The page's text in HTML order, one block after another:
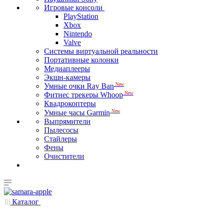
Игровые консоли
PlayStation
Xbox
Nintendo
Valve
Системы виртуальной реальности
Портативные колонки
Медиаплееры
Экшн-камеры
Умные очки Ray Ban New
Фитнес трекеры Whoop New
Квадрокоптеры
Умные часы Garmin New
Выпрямители
Пылесосы
Стайлеры
Фены
Очистители
Каталог